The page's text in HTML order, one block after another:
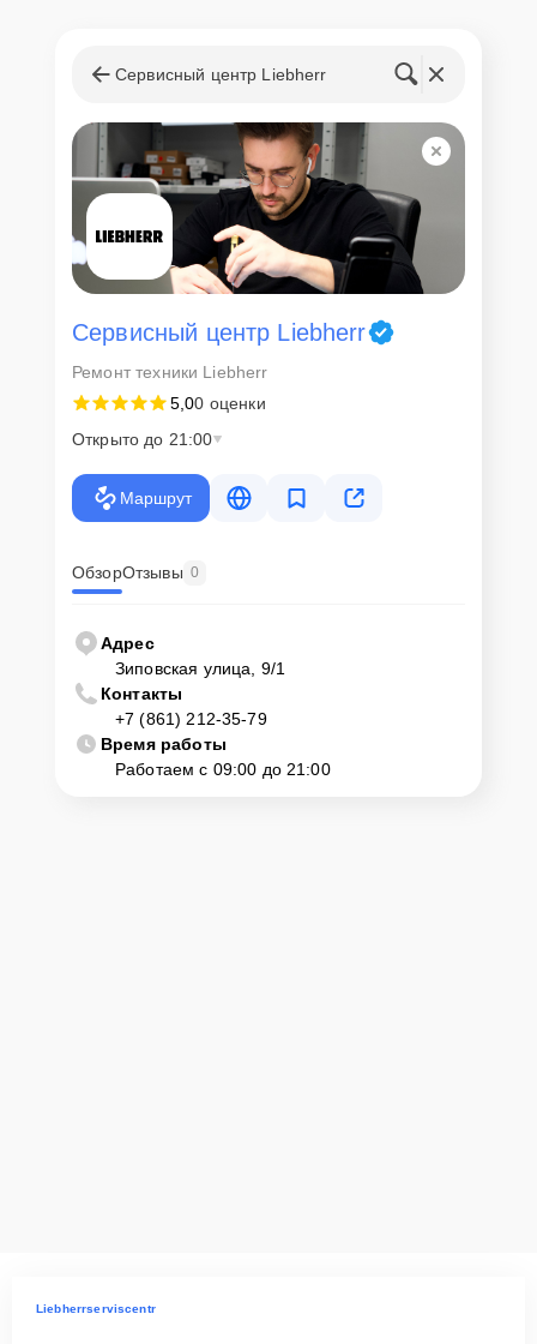
позвонить телефону горячей линии: +7 (861) 212-35-79. Наши
специалисты оперативно проконсультируют по всем необходимым
вопросам, запишут на диагностику, подскажут с вариантами
курьерской доставки или оформят выезд мастера в удобное время
Сервисный центр Liebherr
Сервисный центр Liebherr
Ремонт техники Liebherr
5,00 оценки
Открыто до 21:00
Маршрут
ОбзорОтзывы 0
Адрес
Зиповская улица, 9/1
Контакты
+7 (861) 212-35-79
Время работы
Работаем с 09:00 до 21:00
Liebherrserviscentr